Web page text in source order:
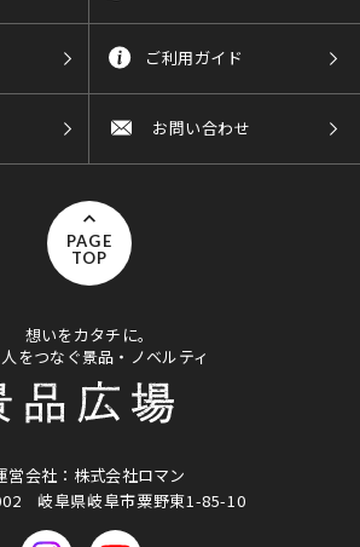
ご利用ガイド
お問い合わせ
PAGE
TOP
想いをカタチに。
をつなぐ景品・ノベルティ
営会社：株式会社ロマン
岐阜県岐阜市粟野東1-85-10